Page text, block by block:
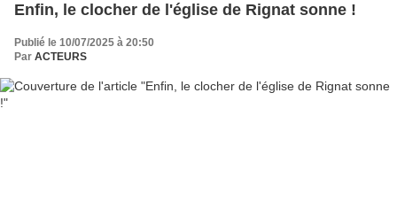
Enfin, le clocher de l'église de Rignat sonne !
Publié le 10/07/2025 à 20:50
Par ACTEURS